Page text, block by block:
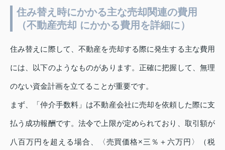
住み替え時にかかる主な売却関連の費用
（不動産売却 にかかる費用を詳細に）
住み替えに際して、不動産を売却する際に発生する主な費用
には、以下のようなものがあります。正確に把握して、無理
のない資金計画を立てることが重要です。
まず、「仲介手数料」は不動産会社に売却を依頼した際に支
払う成功報酬です。法令で上限が定められており、取引額が
八百万円を超える場合、〈売買価格×三％＋六万円〉（税